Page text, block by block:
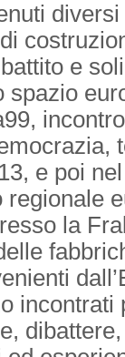
e
spazio
e poi
la
incontrati